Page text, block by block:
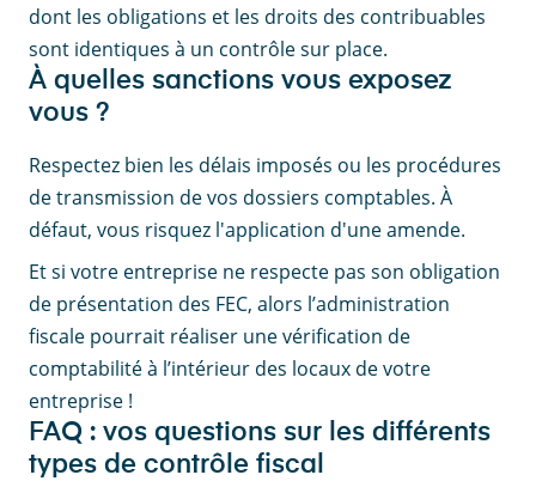
dont les obligations et les droits des contribuables
sont identiques à un contrôle sur place.
À quelles sanctions vous exposez
vous ?
Respectez bien les délais imposés ou les procédures
de transmission de vos dossiers comptables. À
défaut, vous risquez l'application d'une amende.
Et si votre entreprise ne respecte pas son obligation
de présentation des FEC, alors l’administration
fiscale pourrait réaliser une vérification de
comptabilité à l’intérieur des locaux de votre
entreprise !
FAQ : vos questions sur les différents
types de contrôle fiscal